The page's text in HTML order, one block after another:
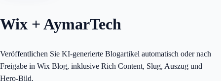
Wix + AymarTech
Veröffentlichen Sie KI-generierte Blogartikel automatisch oder nach
Freigabe in Wix Blog, inklusive Rich Content, Slug, Auszug und
Hero-Bild.